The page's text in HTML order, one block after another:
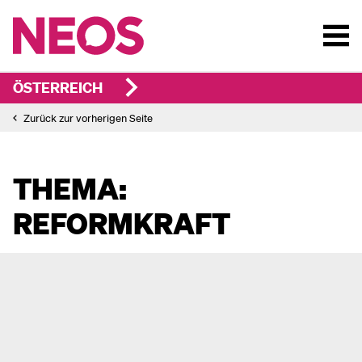
ÖSTERREICH
Zurück zur vorherigen Seite
THEMA:
REFORMKRAFT